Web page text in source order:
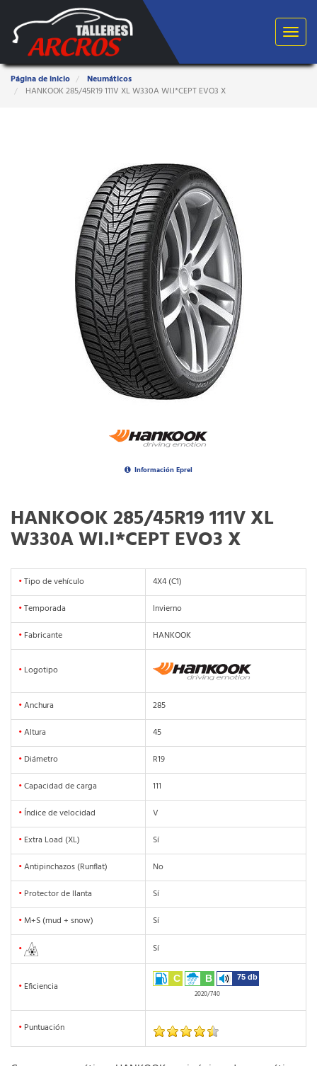
Toggle
Estas
aquí:
Página de inicio
Neumáticos
HANKOOK 285/45R19 111V XL W330A WI.I*CEPT EVO3 X
Información Eprel
HANKOOK 285/45R19 111V XL
W330A WI.I*CEPT EVO3 X
•Tipo de vehículo
4X4 (C1)
•Temporada
Invierno
• Fabricante HANKOOK
• Logotipo
•Anchura
285
•Altura
45
• Diámetro
R19
•Capacidad de carga
111
• Índice de velocidad
V
• Extra Load (XL)
Sí
•Antipinchazos (Runflat)
No
• Protector de llanta
Sí
• M+S (mud + snow) Sí
• Sí
• Eficiencia
C B 75 db
2020/740
• Puntuación